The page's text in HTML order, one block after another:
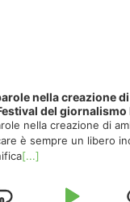
nella creazione
del giornalismo
nella creazione di
è sempre un libero
[...]